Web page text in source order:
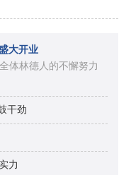
大开业
体林德人的不懈努力
干劲
力